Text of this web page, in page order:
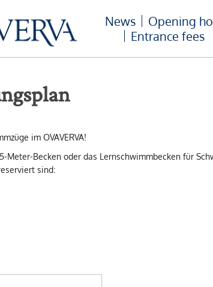
News
Opening
Entrance fees
im OVAVERVA!
Becken oder das Lernschwimmbecken für
sind: